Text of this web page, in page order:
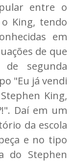
entre o
King, tendo
em
de que
segunda
"Eu já vendi
King,
Daí em um
da escola
e no tipo
do Stephen